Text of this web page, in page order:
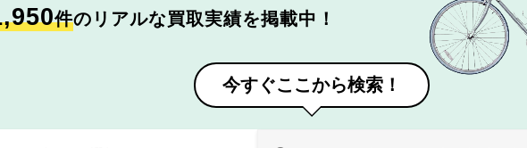
件のリアルな買取実績を掲載中！
今すぐここから検索！